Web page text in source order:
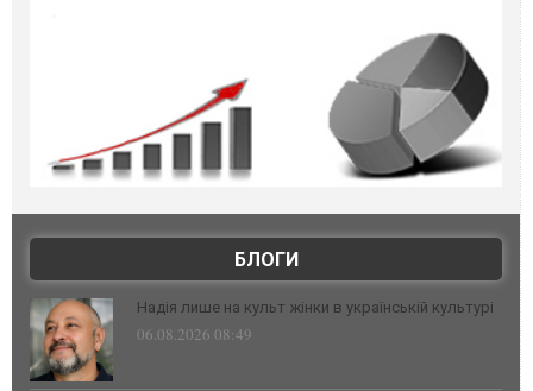
БЛОГИ
Надія лише на культ жінки в українській культурі
06.08.2026 08:49